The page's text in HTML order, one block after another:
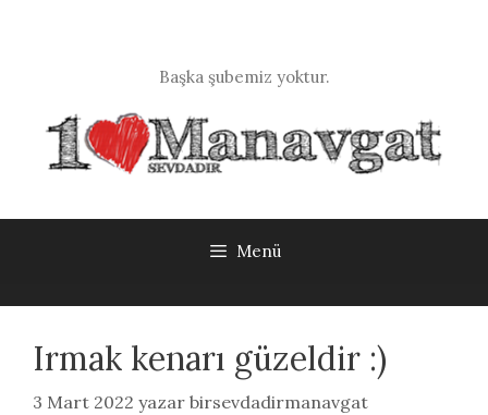
Başka şubemiz yoktur.
Menü
Irmak kenarı güzeldir :)
3 Mart 2022 yazar birsevdadirmanavgat